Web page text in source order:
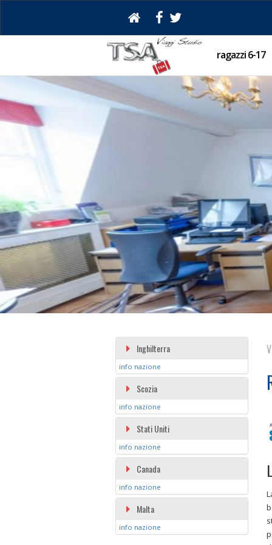
ragazzi 6-17
Inghilterra
info nazione
Scozia
info nazione
Stati Uniti
info nazione
Canada
info nazione
Malta
info nazione